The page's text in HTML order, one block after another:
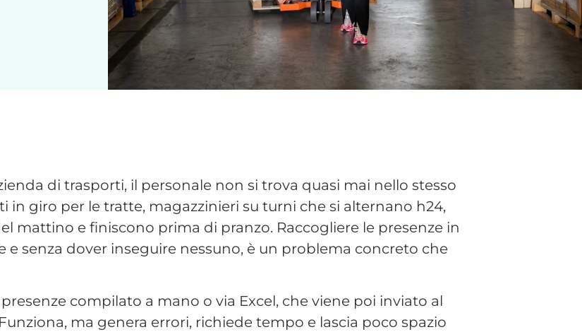
e senza dover inseguire nessuno, è un problema concreto che
compilato a mano o via Excel, che viene poi inviato al
ma genera errori, richiede tempo e lascia poco spazio
Un operatore che parte alle cinque di mattina dal deposito e
un badge fisso o un terminale in sede. La rilevazione della
dichiarativo, con tutto il margine di imprecisione che
riconciliazione che richiede tempo: verificare le ore dichiarate,
identificare le anomalie. In un’azienda con venti o
un’intera giornata dell’amministrazione ogni mese.